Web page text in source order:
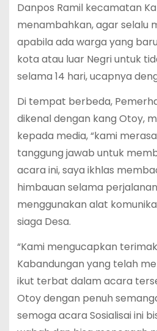
Danpos Ramil kecamatan
menambahkan, agar selalu
apabila ada warga yang
kota atau luar Negri untuk
selama 14 hari, ucapnya
Di tempat berbeda,
dikenal dengan kang Otoy,
kepada media, “kami
tanggung jawab untuk
acara ini, saya ikhlas
himbauan selama
menggunakan alat
siaga Desa.
“Kami mengucapkan
Kabandungan yang telah
ikut terbat dalam acara
Otoy dengan penuh
semoga acara Sosialisai ini